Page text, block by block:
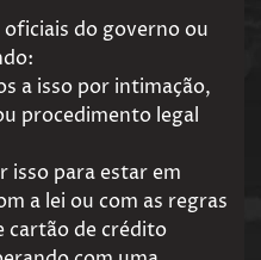
do governo ou
a isso por intimação,
procedimento legal
isso para estar em
a lei ou com as regras
cartão de crédito